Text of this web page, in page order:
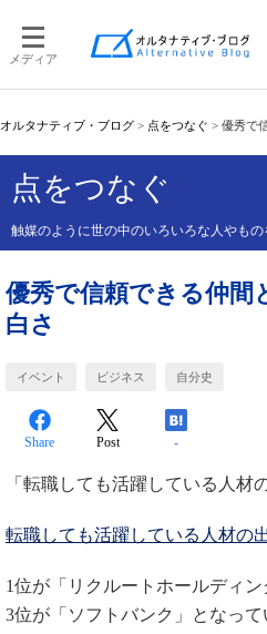
メディア
オルタナティブ・ブログ > 点をつなぐ > 優秀で
点をつなぐ
触媒のように世の中のいろいろな人やも
優秀で信頼できる仲
白さ
イベント ビジネス 自分史
Share Post -
「転職しても活躍している人材
転職しても活躍している人材の
1位が「リクルートホールディ
3位が「ソフトバンク」となって